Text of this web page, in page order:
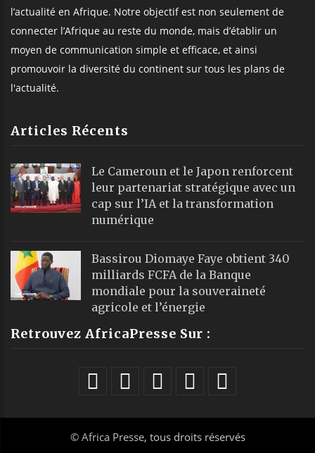
l’actualité en Afrique. Notre objectif est non seulement de
connecter l’Afrique au reste du monde, mais d’établir un
moyen de communication simple et efficace, et ainsi
promouvoir la diversité du continent sur tous les plans de
l'actualité.
Articles Récents
Le Cameroun et le Japon renforcent
leur partenariat stratégique avec un
cap sur l’IA et la transformation
numérique
Bassirou Diomaye Faye obtient 340
milliards FCFA de la Banque
mondiale pour la souveraineté
agricole et l’énergie
Retrouvez AfricaPresse Sur :
© Africa Presse, tous droits réservés